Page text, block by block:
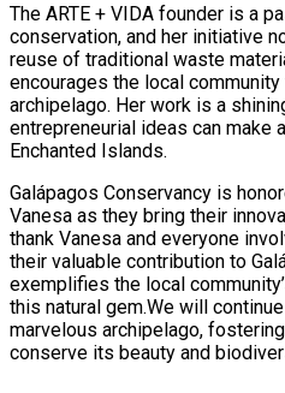
The ARTE + VIDA founder is a
conservation, and her initiative
reuse of traditional waste
encourages the local
archipelago. Her work is a
entrepreneurial ideas can make
Enchanted Islands.
Galápagos Conservancy is
Vanesa as they bring their
thank Vanesa and everyone
their valuable contribution to
exemplifies the local
this natural gem.We will
marvelous archipelago,
conserve its beauty and